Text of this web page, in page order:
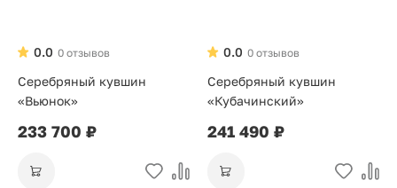
0 отзывов
0.0
Серебряный кувшин
«Вьюнок»
233 700 ₽
0 отзывов
0.0
Серебряный кувшин
«Кубачинский»
241 490 ₽